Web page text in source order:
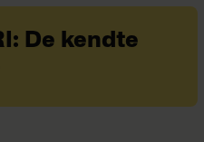
De kendte